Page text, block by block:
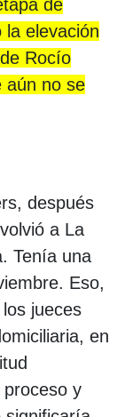
de
la elevación
Rocío
aún no se
después
a La
Tenía una
Eso,
jueces
en
y